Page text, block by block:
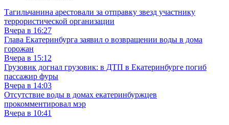
Тагильчанина арестовали за отправку звезд участнику
террористической организации
Вчера в 16:27
Глава Екатеринбурга заявил о возвращении воды в дома
горожан
Вчера в 15:12
Грузовик догнал грузовик: в ДТП в Екатеринбурге погиб
пассажир фуры
Вчера в 14:03
Отсутствие воды в домах екатеринбуржцев
прокомментировал мэр
Вчера в 10:41